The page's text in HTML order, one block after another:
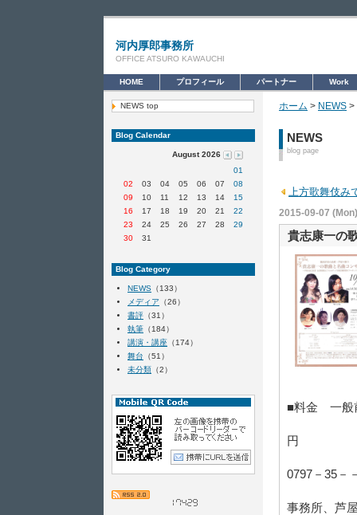
河内厚郎事務所
OFFICE ATSURO KAWAUCHI
HOME プロフィール パートナー Work
ホーム > NEWS >
NEWS
blog page
上方歌舞伎み
2015-09-07
貴志康一の
■料金 一
円
0797－35－
事務所、芦
NEWS top
Blog Calendar
August 2026
01
02
03 04 05 06 07
08
09
10 11 12 13 14
15
16
17 18 19 20 21
22
23
24 25 26 27 28
29
30
31
Blog Category
NEWS （133）
メディア （26）
書評 （31）
執筆 （184）
講演・講座 （174）
舞台 （51）
未分類 （2）